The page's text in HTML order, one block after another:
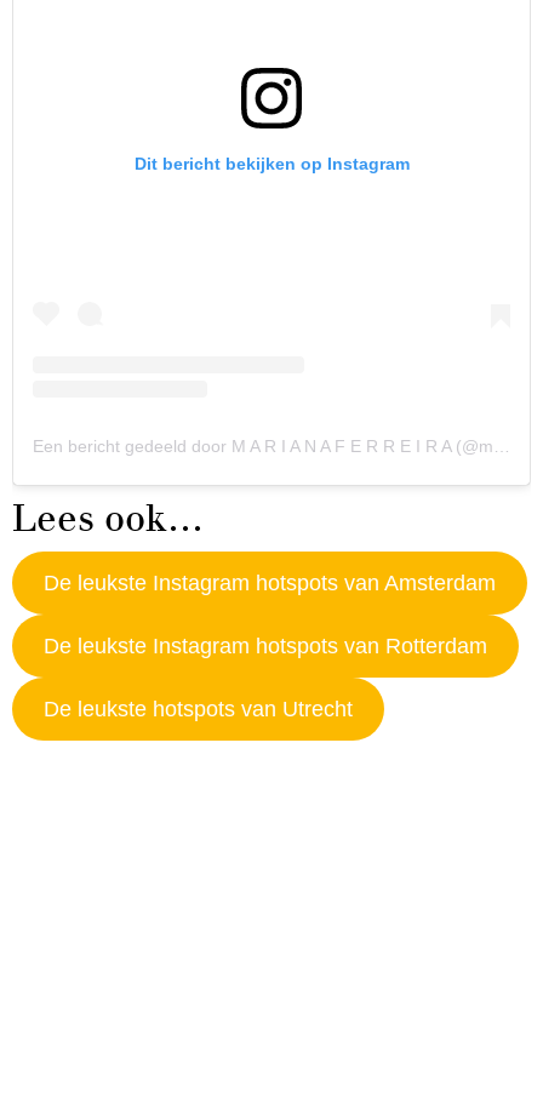
Dit bericht bekijken op Instagram
Lees ook…
De leukste Instagram hotspots van Amsterdam
De leukste Instagram hotspots van Rotterdam
De leukste hotspots van Utrecht